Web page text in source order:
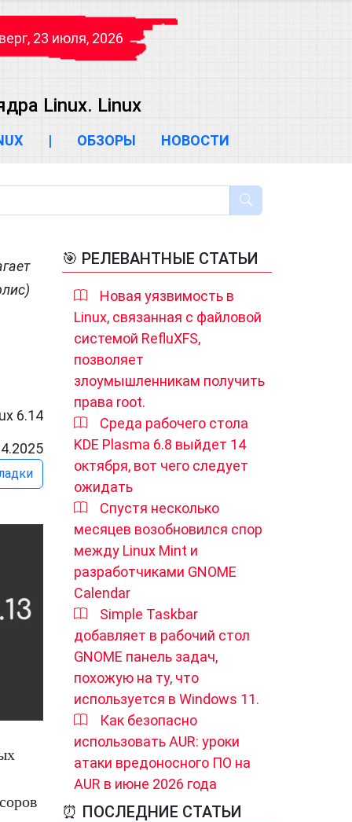
23 июля, 2026
Linux. Linux
| ОБЗОРЫ НОВОСТИ
6.14
🎯 РЕЛЕВАНТНЫЕ СТАТЬИ
Новая уязвимость в
Linux, связанная с файловой
системой RefluXFS,
позволяет
злоумышленникам получить
права root.
Среда рабочего стола
KDE Plasma 6.8 выйдет 14
октября, вот чего следует
ожидать
Спустя несколько
месяцев возобновился спор
между Linux Mint и
разработчиками GNOME
Calendar
Simple Taskbar
добавляет в рабочий стол
GNOME панель задач,
похожую на ту, что
используется в Windows 11.
Как безопасно
использовать AUR: уроки
атаки вредоносного ПО на
AUR в июне 2026 года
⏰ ПОСЛЕДНИЕ СТАТЬИ